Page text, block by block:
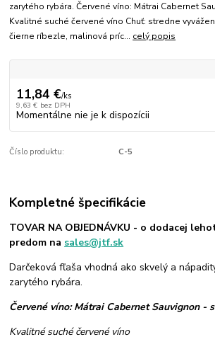
zarytého rybára. Červené víno: Mátrai Cabernet
Kvalitné suché červené víno Chuť: stredne
čierne ríbezle, malinová príc... celý popis
11,84 €/ks
9,63 € bez DPH
Momentálne nie je k dispozícii
Číslo produktu: C-5
Kompletné špecifikácie
TOVAR NA OBJEDNÁVKU - o dodacej
predom na sales@jtf.sk
Darčeková fľaša vhodná ako skvelý a
zarytého rybára.
Červené víno: Mátrai Cabernet Sauvignon -
Kvalitné suché červené víno